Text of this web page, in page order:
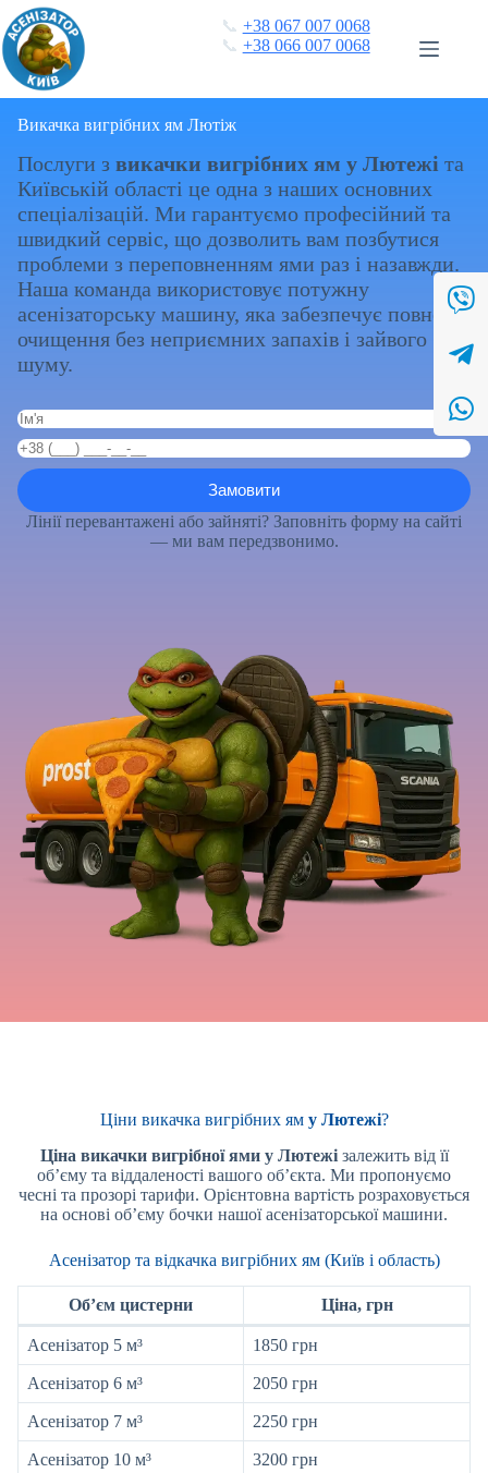
Перейти
до
вмісту
📞 +38 067 007 0068
📞 +38 066 007 0068
Викачка вигрібних ям Лютіж
Послуги з викачки вигрібних ям у Лютежі та
Київській області це одна з наших основних
спеціалізацій. Ми гарантуємо професійний та
швидкий сервіс, що дозволить вам позбутися
проблеми з переповненням ями раз і назавжди.
Наша команда використовує потужну
асенізаторську машину, яка забезпечує повне
очищення без неприємних запахів і зайвого
шуму.
Лінії перевантажені або зайняті? Заповніть форму на сайті
— ми вам передзвонимо.
Ціни викачка вигрібних ям у Лютежі?
Ціна викачки вигрібної ями у Лютежізалежить від її
об’єму та віддаленості вашого об’єкта. Ми пропонуємо
чесні та прозорі тарифи. Орієнтовна вартість розраховується
на основі об’єму бочки нашої асенізаторської машини.
Асенізатор та відкачка вигрібних ям (Київ і область)
Об’єм цистерни Ціна, грн
Асенізатор 5 м³ 1850 грн
Асенізатор 6 м³ 2050 грн
Асенізатор 7 м³ 2250 грн
Асенізатор 10 м³ 3200 грн